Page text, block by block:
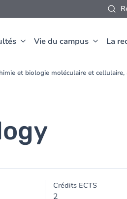
Vie du campus La
et biologie moléculaire et
Crédits ECTS
2